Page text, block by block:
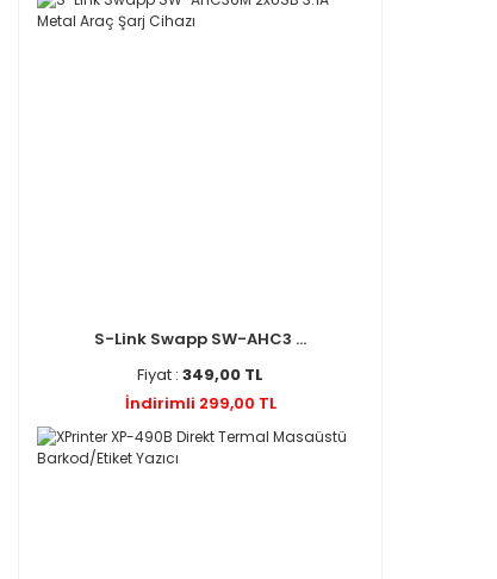
S-Link Swapp SW-AHC3 ...
Fiyat : 349,00 TL
İndirimli 299,00 TL